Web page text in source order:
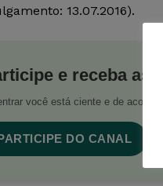
13.07.2016).
e receba as
você está ciente e de acordo
DO CANAL